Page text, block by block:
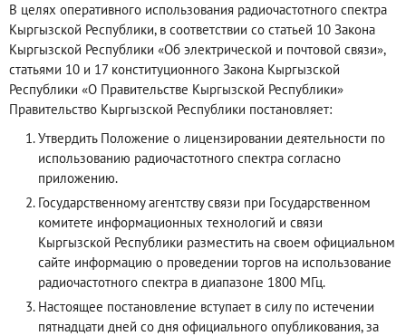
В целях оперативного использования радиочастотного спектра
Кыргызской Республики, в соответствии со статьей 10 Закона
Кыргызской Республики «Об электрической и почтовой связи»,
статьями 10 и 17 конституционного Закона Кыргызской
Республики «О Правительстве Кыргызской Республики»
Правительство Кыргызской Республики постановляет:
Утвердить Положение о лицензировании деятельности по
использованию радиочастотного спектра согласно
приложению.
Государственному агентству связи при Государственном
комитете информационных технологий и связи
Кыргызской Республики разместить на своем официальном
сайте информацию о проведении торгов на использование
радиочастотного спектра в диапазоне 1800 МГц.
Настоящее постановление вступает в силу по истечении
пятнадцати дней со дня официального опубликования, за